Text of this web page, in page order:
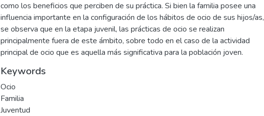
como los beneficios que perciben de su práctica. Si bien la familia posee una
influencia importante en la configuración de los hábitos de ocio de sus hijos/as,
se observa que en la etapa juvenil, las prácticas de ocio se realizan
principalmente fuera de este ámbito, sobre todo en el caso de la actividad
principal de ocio que es aquella más significativa para la población joven.
Keywords
Ocio
Familia
Juventud